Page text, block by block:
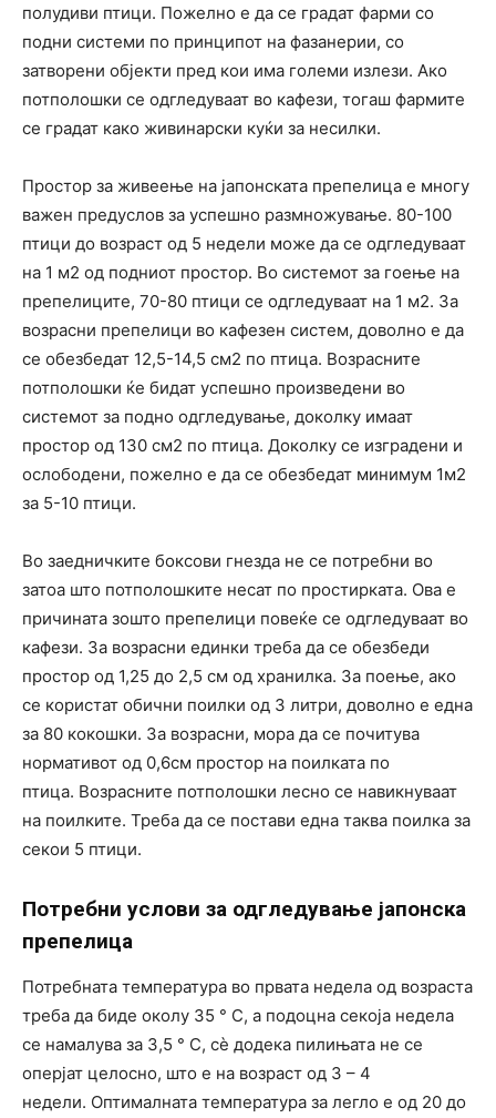
полудиви птици. Пожелно е да се градат фарми со
подни системи по принципот на фазанерии, со
затворени објекти пред кои има големи излези. Ако
потполошки се одгледуваат во кафези, тогаш фармите
се градат како живинарски куќи за несилки.
Простор за живеење на јапонската препелица е многу
важен предуслов за успешно размножување. 80-100
птици до возраст од 5 недели може да се одгледуваат
на 1 м2 од подниот простор. Во системот за гоење на
препелиците, 70-80 птици се одгледуваат на 1 м2. За
возрасни препелици во кафезен систем, доволно е да
се обезбедат 12,5-14,5 см2 по птица. Возрасните
потполошки ќе бидат успешно произведени во
системот за подно одгледување, доколку имаат
простор од 130 см2 по птица. Доколку се изградени и
ослободени, пожелно е да се обезбедат минимум 1м2
за 5-10 птици.
Во заедничките боксови гнезда не се потребни во
затоа што потполошките несат по простирката. Ова е
причината зошто препелици повеќе се одгледуваат во
кафези. За возрасни единки треба да се обезбеди
простор од 1,25 до 2,5 см од хранилка. За поење, ако
се користат обични поилки од 3 литри, доволно е една
за 80 кокошки. За возрасни, мора да се почитува
нормативот од 0,6см простор на поилката по
птица. Возрасните потполошки лесно се навикнуваат
на поилките. Треба да се постави една таква поилка за
секои 5 птици.
Потребни услови за одгледување јапонска
препелица
Потребната температура во првата недела од возраста
треба да биде околу 35 ° C, а подоцна секоја недела
се намалува за 3,5 ° C, сè додека пилињата не се
оперјат целосно, што е на возраст од 3 – 4
недели. Оптималната температура за легло е од 20 до